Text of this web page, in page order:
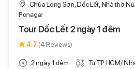
Chùa Long Sơn, Dốc Lết, Nhà thờ
Ponagar
Tour Dốc Lết 2 ngày 1 đêm
4.7 (4 Reviews)
2 ngày 1 đêm
Từ TP.HCM/